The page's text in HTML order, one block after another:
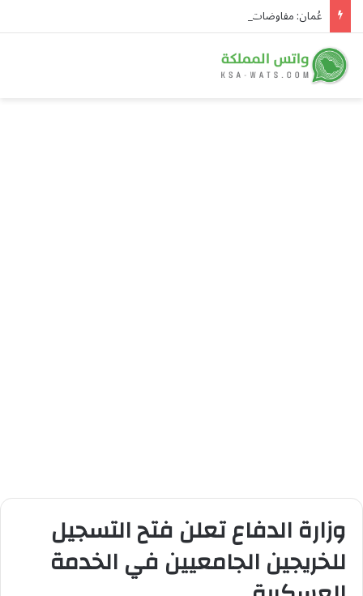
وزارة الدفاع تعلن فتح التسجيل
للخريجين الجامعيين في الخدمة